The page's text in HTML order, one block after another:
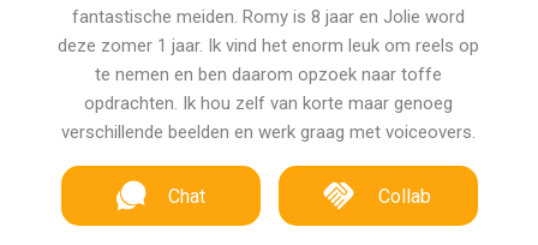
fantastische meiden. Romy is 8 jaar en Jolie word
deze zomer 1 jaar. Ik vind het enorm leuk om reels op
te nemen en ben daarom opzoek naar toffe
opdrachten. Ik hou zelf van korte maar genoeg
verschillende beelden en werk graag met voiceovers.
Chat Collab